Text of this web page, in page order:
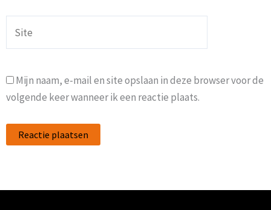
Mijn naam, e-mail en site opslaan in deze browser voor de
volgende keer wanneer ik een reactie plaats.